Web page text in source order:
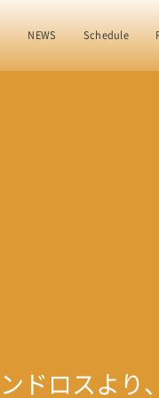
NEWS Schedule
ドロスより